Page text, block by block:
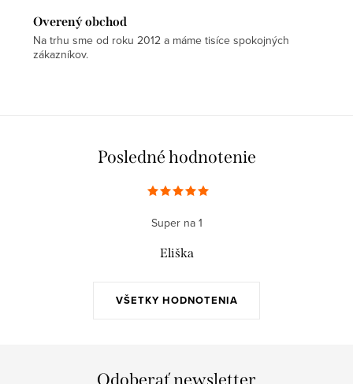
Overený obchod
Na trhu sme od roku 2012 a máme tisíce spokojných
zákazníkov.
Posledné hodnotenie
VŠETKY HODNOTENIA
Super na 1
Eliška
Odoberať newsletter